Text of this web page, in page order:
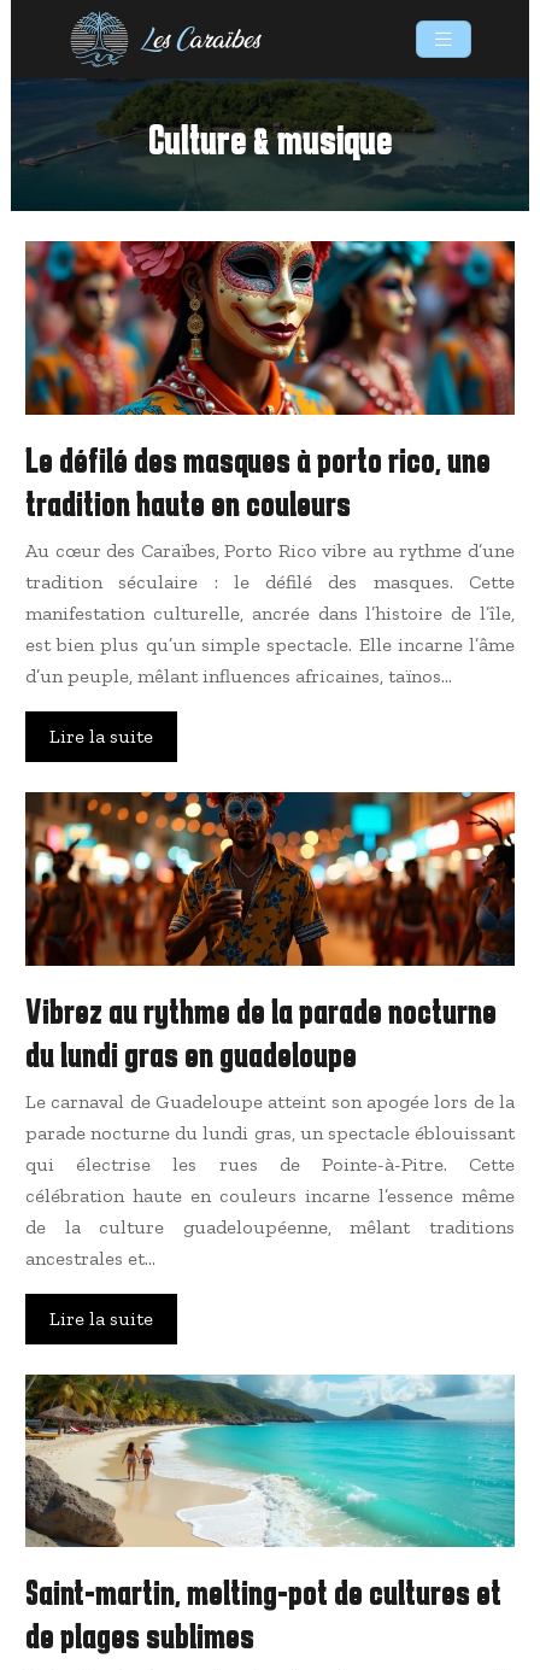
Culture & musique
Le défilé des masques à porto rico, une
tradition haute en couleurs
Au cœur des Caraïbes, Porto Rico vibre au rythme d’une
tradition séculaire : le défilé des masques. Cette
manifestation culturelle, ancrée dans l’histoire de l’île,
est bien plus qu’un simple spectacle. Elle incarne l’âme
d’un peuple, mêlant influences africaines, taïnos…
Lire la suite
Vibrez au rythme de la parade nocturne
du lundi gras en guadeloupe
Le carnaval de Guadeloupe atteint son apogée lors de la
parade nocturne du lundi gras, un spectacle éblouissant
qui électrise les rues de Pointe-à-Pitre. Cette
célébration haute en couleurs incarne l’essence même
de la culture guadeloupéenne, mêlant traditions
ancestrales et…
Lire la suite
Saint-martin, melting-pot de cultures et
de plages sublimes